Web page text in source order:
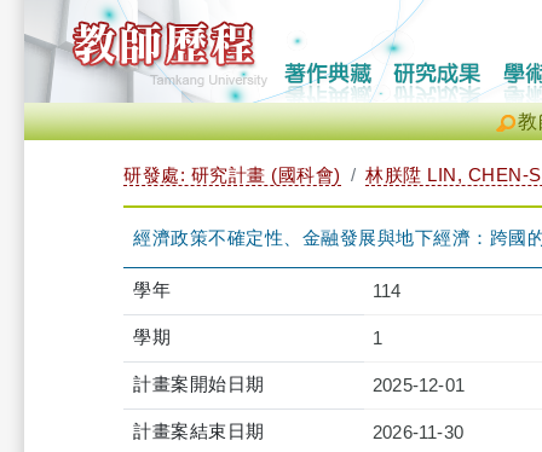
教
研發處: 研究計畫 (國科會) 林朕陞 LIN, CHEN-
經濟政策不確定性、金融發展與地下經濟：跨國
學年 114
學期 1
計畫案開始日期 2025-12-01
計畫案結束日期 2026-11-30